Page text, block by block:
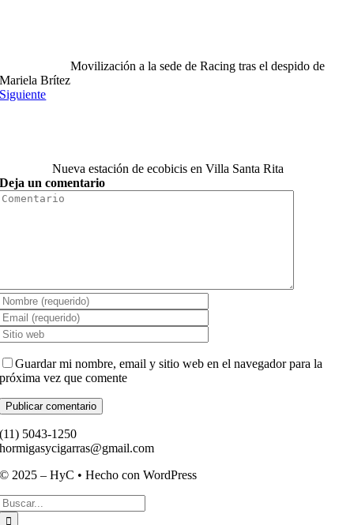
Movilización a la sede de Racing tras el despido de
Mariela Brítez
Siguiente
Nueva estación de ecobicis en Villa Santa Rita
Deja un comentario
Guardar mi nombre, email y sitio web en el navegador para la
próxima vez que comente
(11) ­5043-1250
hormigasycigarras@gmail.com
© 2025 – HyC • Hecho con WordPress